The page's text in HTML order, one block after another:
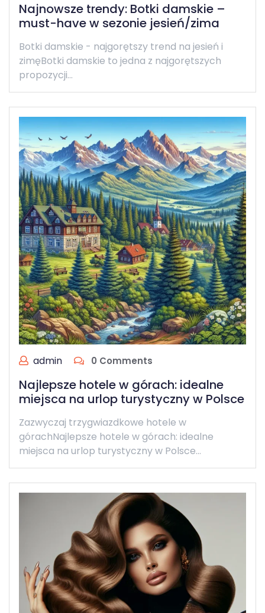
Najnowsze trendy: Botki damskie –
must-have w sezonie jesień/zima
Botki damskie - najgorętszy trend na jesień i
zimęBotki damskie to jedna z najgorętszych
propozycji…
admin 0 Comments
Najlepsze hotele w górach: idealne
miejsca na urlop turystyczny w Polsce
Zazwyczaj trzygwiazdkowe hotele w
górachNajlepsze hotele w górach: idealne
miejsca na urlop turystyczny w Polsce…